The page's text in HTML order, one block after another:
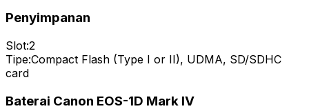
Penyimpanan
Slot:2
Tipe:Compact Flash (Type I or II), UDMA, SD/SDHC
card
Baterai Canon EOS-1D Mark IV